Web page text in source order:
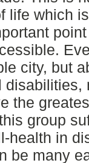
life which
city, but
disabilities,
the
group
health in
be many